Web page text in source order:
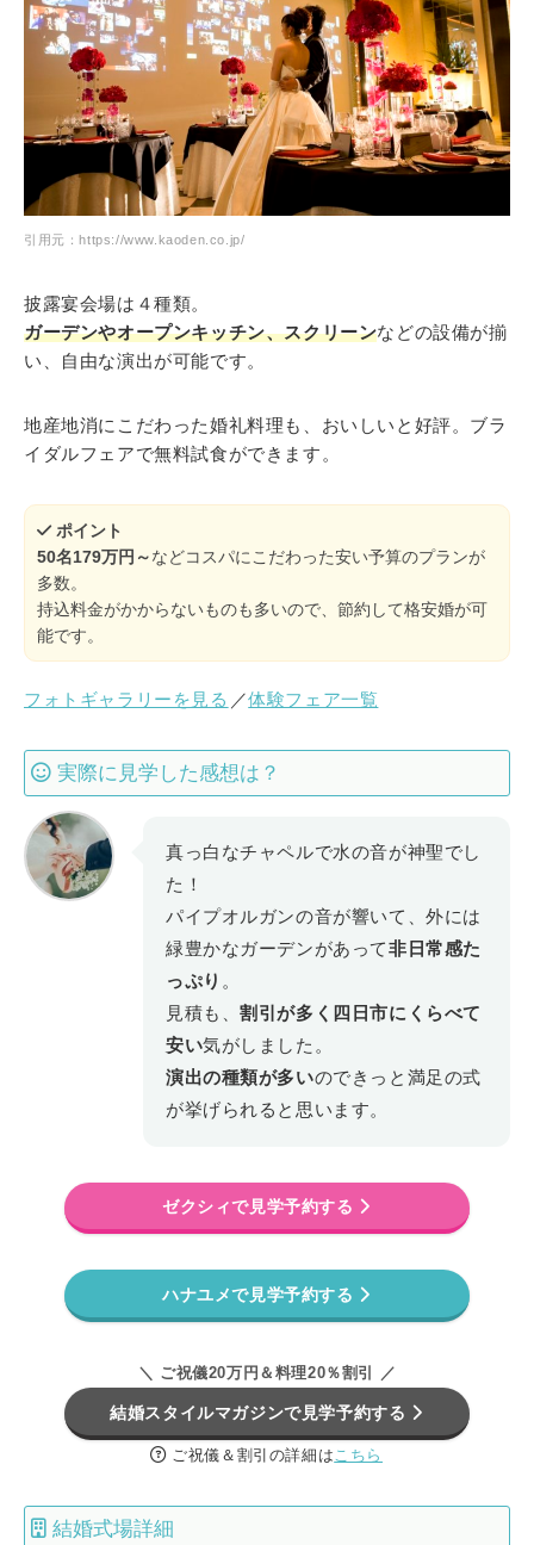
引用元：https://www.kaoden.co.jp/
披露宴会場は４種類。
ガーデンやオープンキッチン、スクリーンなどの設備が揃
い、自由な演出が可能です。
地産地消にこだわった婚礼料理も、おいしいと好評。ブラ
イダルフェアで無料試食ができます。
ポイント
50名179万円～などコスパにこだわった安い予算のプランが
多数。
持込料金がかからないものも多いので、節約して格安婚が可
能です。
フォトギャラリーを見る ／体験フェア一覧
実際に見学した感想は？
真っ白なチャペルで水の音が神聖でし
た！
パイプオルガンの音が響いて、外には
緑豊かなガーデンがあって非日常感た
っぷり 。
見積も、割引が多く四日市にくらべて
安い気がしました。
演出の種類が多いのできっと満足の式
が挙げられると思います。
ゼクシィで見学予約する
ハナユメで見学予約する
＼ ご祝儀20万円＆料理20％割引 ／
結婚スタイルマガジンで見学予約する
ご祝儀＆割引の詳細は こちら
結婚式場詳細